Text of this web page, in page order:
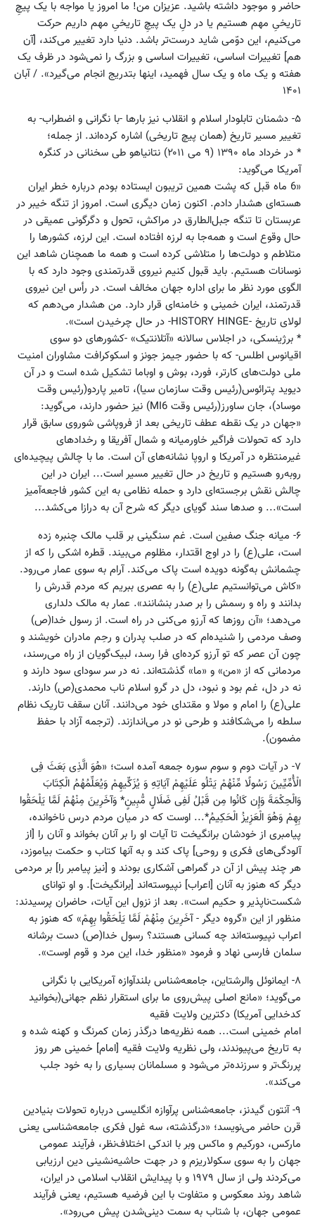
حاضر و موجود داشته باشید. عزیزان من! ما امروز یا مواجه با یک پیچِ
تاریخیِ مهم هستیم یا در دلِ یک پیچِ تاریخیِ مهم داریم حرکت
می‌کنیم، این دوّمی شاید درست‌تر باشد. دنیا دارد تغییر می‌کند، [آن
هم] تغییرات اساسی، تغییرات اساسی و بزرگ را نمی‌شود در ظرف یک
هفته و یک ماه و یک سال فهمید، اینها بتدریج انجام می‌گیرد». / آبان
۱۴۰۱
۵- دشمنان تابلودار اسلام و انقلاب نیز بارها -‌با نگرانی و اضطراب- به
تغییر مسیر تاریخ (همان پیچ تاریخی) اشاره کرده‌اند. از جمله؛
* در خرداد ماه ۱۳۹۰ (۹ می ۲۰۱۱) نتانیاهو طی سخنانی در کنگره
آمریکا می‌گوید: ‫
«6 ماه قبل که پشت همین تریبون ایستاده بودم درباره خطر ایران
هسته‌ای هشدار دادم. اکنون زمان دیگری است. امروز از تنگه خیبر در
عربستان تا تنگه جبل‌الطارق در مراکش، تحول و دگرگونی عمیقی در
حال وقوع است و همه‌جا به لرزه افتاده است. این لرزه، کشورها را
متلاطم و دولت‌ها را متلاشی کرده است و همه ما همچنان شاهد این
نوسانات هستیم. باید قبول کنیم نیروی قدرتمندی وجود دارد که با
الگوی مورد نظر ما برای اداره جهان مخالف است. در رأس این نیروی
قدرتمند، ایران خمینی و خامنه‌ای قرار دارد. من هشدار می‌دهم که
لولای تاریخ -‌HISTORY HINGE- در حال چرخیدن است‌».‬ ‬
* برژینسکی، در اجلاس سالانه «‌آتلانتیک‌» -کشورهای دو سوی
اقیانوس اطلس- که با حضور جیمز جونز و اسکوکرافت مشاوران امنیت
ملی دولت‌های کارتر، فورد، بوش و اوباما تشکیل شده است و در آن
دیوید پترائوس(رئیس‌ وقت سازمان سیا)، تامیر پاردو(رئیس‌ وقت
موساد)، جان ساورز(رئیس وقت ‌MI6) نیز حضور دارند، می‌گوید:
«جهان در یک نقطه عطف تاریخی بعد از فروپاشی شوروی سابق قرار
دارد که تحولات فراگیر خاورمیانه و شمال آفریقا و رخدادهای
غیرمنتظره در آمریکا و اروپا نشانه‌های آن است. ما با چالش پیچیده‌ای
روبه‌رو هستیم و تاریخ در حال تغییر مسیر است... ایران در این
چالش نقش برجسته‌ای دارد و حمله نظامی به این کشور فاجعه‌آمیز
است‌»... و صدها سند گویای دیگر که شرح آن به درازا می‌کشد...
۶- میانه جنگ صفین است. غم سنگینی بر قلب مالک چنبره زده
است‌، علی‌(ع) را در اوج اقتدار، مظلوم می‌بیند. قطره‌ اشکی را که از
چشمانش به‌گونه دویده است پاک می‌کند. آرام به سوی عمار می‌رود.
«‌کاش می‌توانستیم علی‌(ع) را به عصری ببریم که مردم قدرش را
بدانند و راه و رسمش را بر صدر بنشانند». عمار به مالک دلداری
می‌دهد؛ «‌آن روزها که آرزو می‌کنی در راه است. از رسول خدا(ص)
وصف مردمی را شنیده‌ام که در صلب پدران و رحِم مادران خویشند و
چون آن عصر که تو آرزو کرده‌ای فرا رسد، لبیک‌گویان از راه می‌رسند،
مردمانی که از «‌من‌» و «‌ما» گذشته‌اند. نه در سر سودای سود دارند و
نه در دل، غم بود و نبود، دل در گرو اسلام ناب محمدی‌(ص) دارند.
علی‌(ع) را امام و مولا و مقتدای خود می‌دانند. آنان سقف تاریک نظام
سلطه را می‌شکافند و طرحی نو در می‌اندازند. (ترجمه آزاد با حفظ
مضمون‌).
۷- در آیات دوم و سوم سوره جمعه آمده است؛ «‌هُوَ الَّذِی بَعَثَ فِی
الْأُمِّیِّینَ رَسُولًا مِّنْهُمْ یَتْلُو عَلَیْهِمْ آیَاتِهِ وَ یُزَکِّیهِمْ وَیُعَلِّمُهُمُ الْکِتَابَ
وَالْحِکْمَةَ وَإِن کَانُوا مِن قَبْلُ لَفِی ضَلَالٍ مُّبِینٍ‌* وَآخَرِینَ مِنْهُمْ لَمَّا یَلْحَقُوا
بِهِمْ وَهُوَ الْعَزِیزُ الْحَکِیمُ‌*... اوست که در میان مردم درس ناخوانده‌،
پیامبری از خودشان برانگیخت تا آیات او را بر آنان بخواند و آنان را [از
آلودگی‌های فکری و روحی] پاک کند و به آنها کتاب و حکمت بیاموزد،
هر چند پیش از آن در گمراهی آشکاری بودند و [نیز پیامبر را] بر مردمی
دیگر که هنوز به آنان [‌اعراب‌] نپیوسته‌اند [برانگیخت]. و او توانای
شکست‌ناپذیر و حکیم است‌». بعد از نزول این آیات، حاضران پرسیدند:
منظور از این «‌گروه دیگر - آخَرِینَ مِنْهُمْ لَمَّا یَلْحَقُوا بِهِمْ» که هنوز به
اعراب نپیوسته‌اند چه کسانی هستند؟ رسول خدا(ص) دست برشانه
سلمان فارسی نهاد و فرمود «‌منظور خدا، این مرد و قوم اوست‌».
۸- ایمانوئل والرشتاین، جامعه‌شناس بلندآوازه آمریکایی با نگرانی
می‌گوید؛ «مانع اصلی پیش‌روی ما برای استقرار نظم جهانی(بخوانید
کدخدایی آمریکا) دکترین ولایت ‌فقیه
امام خمینی است... همه نظریه‌ها درگذر زمان کمرنگ و کهنه شده و
به تاریخ می‌پیوندند، ولی نظریه ولایت ‌فقیه [امام] خمینی هر روز
پررنگ‌تر و سرزنده‌تر می‌شود و مسلمانان بسیاری را به خود جلب
می‌کند».
۹- آنتون گیدنز، جامعه‌شناس پرآوازه انگلیسی درباره تحولات بنیادین
قرن حاضر می‌نویسد؛ «درگذشته، سه غول فکری جامعه‌شناسی یعنی
مارکس، دورکیم و ماکس ‌وبر با اندکی اختلاف‌نظر، فرآیند عمومی
جهان را به سوی سکولاریزم و در جهت حاشیه‌نشینی دین ارزیابی
می‌کردند ولی از سال ۱۹۷۹ و با پیدایش انقلاب اسلامی در ایران،
شاهد روند معکوس و متفاوت با این فرضیه هستیم، یعنی فرآیند
عمومی جهان، با شتاب به سمت دینی‌شدن پیش می‌رود».